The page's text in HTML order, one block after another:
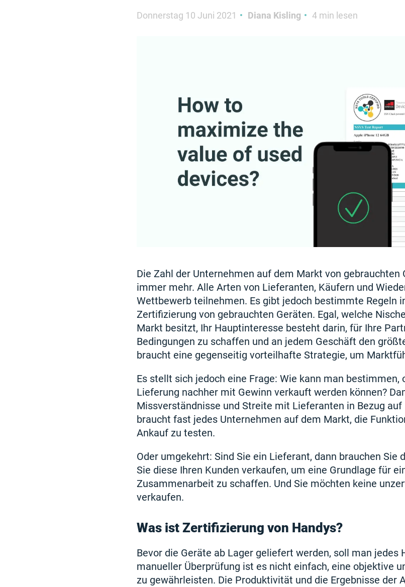
Donnerstag 10 Juni 2021 Diana Kisling 4 min lesen
Die Zahl der Unternehmen auf dem Markt von gebrauchten
immer mehr. Alle Arten von Lieferanten, Käufern und
Wettbewerb teilnehmen. Es gibt jedoch bestimmte Regeln
Zertifizierung von gebrauchten Geräten. Egal, welche
Markt besitzt, Ihr Hauptinteresse besteht darin, für Ihre
Bedingungen zu schaffen und an jedem Geschäft den
braucht eine gegenseitig vorteilhafte Strategie, um
Es stellt sich jedoch eine Frage: Wie kann man bestimmen,
Lieferung nachher mit Gewinn verkauft werden können?
Missverständnisse und Streite mit Lieferanten in Bezug auf
braucht fast jedes Unternehmen auf dem Markt, die
Ankauf zu testen.
Oder umgekehrt: Sind Sie ein Lieferant, dann brauchen Sie
Sie diese Ihren Kunden verkaufen, um eine Grundlage für
Zusammenarbeit zu schaffen. Und Sie möchten keine
verkaufen.
Was ist Zertifizierung von Handys?
Bevor die Geräte ab Lager geliefert werden, soll man jedes
manueller Überprüfung ist es nicht einfach, eine objektive
zu gewährleisten. Die Produktivität und die Ergebnisse der